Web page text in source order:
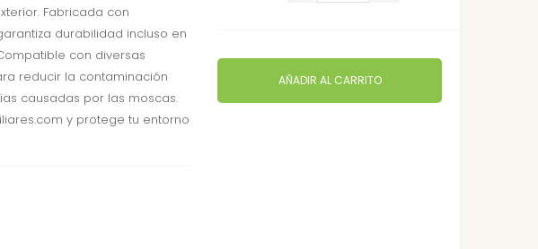
AÑADIR AL CARRITO
Fabricada con
durabilidad incluso en
con diversas
reducir la contaminación
causadas por las moscas.
y protege tu entorno